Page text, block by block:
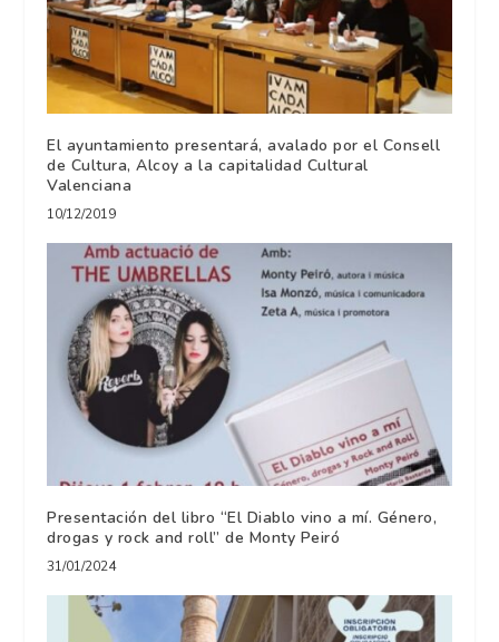
El ayuntamiento presentará, avalado por el Consell
de Cultura, Alcoy a la capitalidad Cultural
Valenciana
10/12/2019
Presentación del libro “El Diablo vino a mí. Género,
drogas y rock and roll” de Monty Peiró
31/01/2024